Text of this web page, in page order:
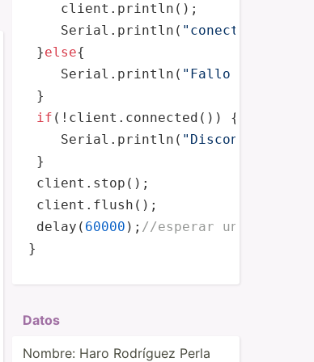
client. println ();
Serial. println ( "conectado"
}else{
Serial. println ( "Fallo en la
}
if (!client.connected()) {
Serial. println ( "Disconnected!"
}
client.stop();
client.flush();
delay( 60000 ); //esperar un min
}
Datos
Nombre: Haro Rodríguez Perla